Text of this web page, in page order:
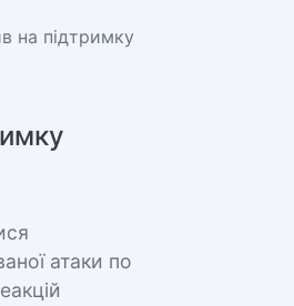
на підтримку
атаки по